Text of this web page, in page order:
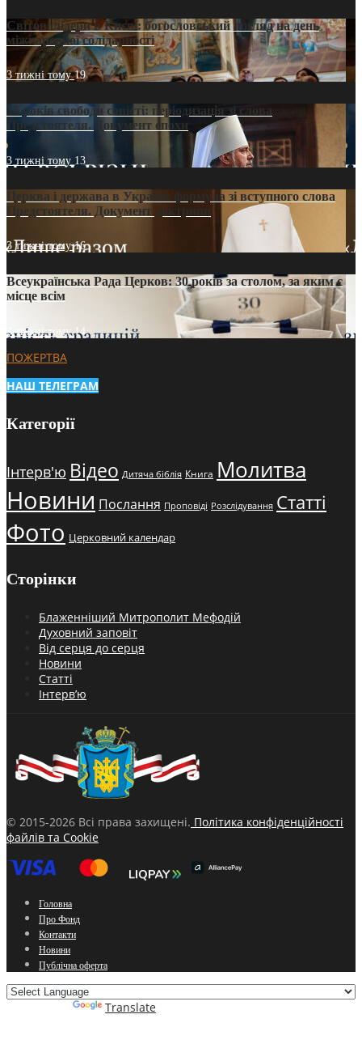
Світові лідери в Києві: богословський погляд на день
міжнародної солідарності
3 тижні тому19
35 років свободи совісті: періодизація зі слова
Предстоятеля. Документ епохи
3 тижні тому 13
Церква і держава в Україні: формула зі вступного слова
Предстоятеля. Документ доктрини
3 тижні тому16
Всеукраїнська Рада Церков: 30 років за столом, за яким є
місце всім
3 тижні тому14
ПОЖЕРТВА
НАШ ТЕЛЕГРАМ
Категорії
Інтерв'ю Відео Дитяча біблія Книга Молитва
Новини Послання Проповіді Розслідування Статті
Фото Церковний календар
Сторінки
Блаженніший Митрополит Мефодій
Духовний заповіт
Від серця до серця
Новини
Статті
Інтерв’ю
© 2015-2026 Всі права захищені. Політика конфіденційності
файлів та Cookie
Головна
Про Фонд
Контакти
Новини
Публічна оферта
Translate